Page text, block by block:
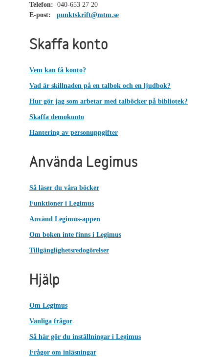
Telefon: 040-653 27 20
E-post:
punktskrift@mtm.se
Skaffa konto
Vem kan få konto?
Vad är skillnaden på en talbok och en ljudbok?
Hur gör jag som arbetar med talböcker på bibliotek?
Skaffa demokonto
Hantering av personuppgifter
Använda Legimus
Så läser du våra böcker
Funktioner i Legimus
Använd Legimus-appen
Om boken inte finns i Legimus
Tillgänglighetsredogörelser
Hjälp
Om Legimus
Vanliga frågor
Så här gör du inställningar i Legimus
Frågor om inläsningar